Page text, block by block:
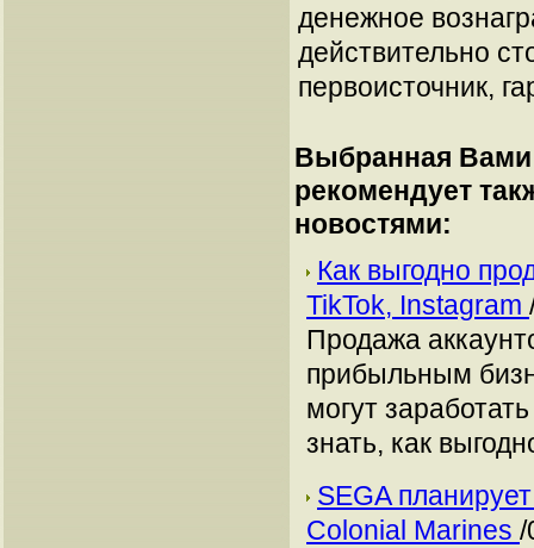
денежное
действительно
первоисточник,
Выбранная Вами
рекомендует
новостями:
Как выгодно
TikTok, Instagram
Продажа
прибыльным
могут
знать, как
SEGA
Colonial Marines /